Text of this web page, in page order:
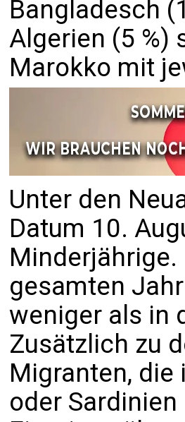
Bangladesch
Algerien (5 %)
Marokko mit
Unter den
Datum 10.
gesamten
weniger als in
Zusätzlich zu
Migranten, die
oder